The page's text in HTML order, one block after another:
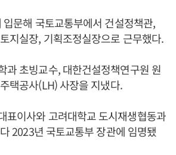
문해 국토교통부에서 건설정책관,
지실장, 기획조정실장으로 근무했다.
과 초빙교수, 대한건설정책연구원 원
택공사(LH) 사장을 지냈다.
표이사와 고려대학교 도시재생협동과
2023년 국토교통부 장관에 임명됐